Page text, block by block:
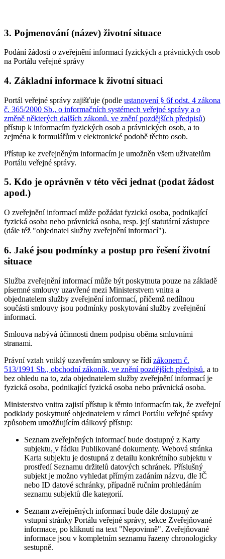
3. Pojmenování (název) životní situace
Podání žádosti o zveřejnění informací fyzických a právnických osob
na Portálu veřejné správy
4. Základní informace k životní situaci
Portál veřejné správy zajišťuje (podle ustanovení § 6f odst. 4 zákona
č. 365/2000 Sb., o informačních systémech veřejné správy a o
změně některých dalších zákonů, ve znění pozdějších předpisů)
přístup k informacím fyzických osob a právnických osob, a to
zejména k formulářům v elektronické podobě těchto osob.
Přístup ke zveřejněným informacím je umožněn všem uživatelům
Portálu veřejné správy.
5. Kdo je oprávněn v této věci jednat (podat žádost
apod.)
O zveřejnění informací může požádat fyzická osoba, podnikající
fyzická osoba nebo právnická osoba, resp. její statutární zástupce
(dále též "objednatel služby zveřejnění informací").
6. Jaké jsou podmínky a postup pro řešení životní
situace
Služba zveřejnění informací může být poskytnuta pouze na základě
písemné smlouvy uzavřené mezi Ministerstvem vnitra a
objednatelem služby zveřejnění informací, přičemž nedílnou
součásti smlouvy jsou podmínky poskytování služby zveřejnění
informací.
Smlouva nabývá účinnosti dnem podpisu oběma smluvními
stranami.
Právní vztah vniklý uzavřením smlouvy se řídízákonem č.
513/1991 Sb., obchodní zákoník, ve znění pozdějších předpisů, a to
bez ohledu na to, zda objednatelem služby zveřejnění informací je
fyzická osoba, podnikající fyzická osoba nebo právnická osoba.
Ministerstvo vnitra zajistí přístup k těmto informacím tak, že zveřejní
podklady poskytnuté objednatelem v rámci Portálu veřejné správy
způsobem umožňujícím dálkový přístup:
Seznam zveřejněných informací bude dostupný z Karty
subjektu, v řádku Publikované dokumenty. Webová stránka
Karta subjektu je dostupná z detailu konkrétního subjektu v
prostředí Seznamu držitelů datových schránek. Příslušný
subjekt je možno vyhledat přímým zadáním názvu, dle IČ
nebo ID datové schránky, případně ručním prohledáním
seznamu subjektů dle kategorií.
Seznam zveřejněných informací bude dále dostupný ze
vstupní stránky Portálu veřejné správy, sekce Zveřejňované
informace, po kliknutí na text "Nepovinně". Zveřejňované
informace jsou v kompletním seznamu řazeny chronologicky
sestupně.